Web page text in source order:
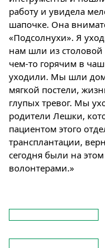
работу и увидела
шапочке. Она
«Подсолнухи». Я
нам шли из столовой
чем-то горячим в
уходили. Мы шли
мягкой постели,
глупых тревог. Мы
родители Лешки,
пациентом этого
трансплантации,
сегодня были на
волонтерами.»